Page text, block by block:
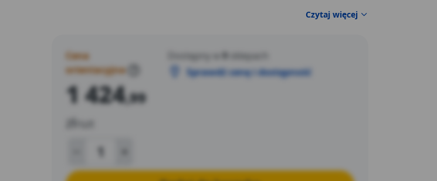
Czytaj więcej
Cena
orientacyjna
1 424,99
zł /szt
Dostępny w
sklepach
Sprawdź cenę i dostępność